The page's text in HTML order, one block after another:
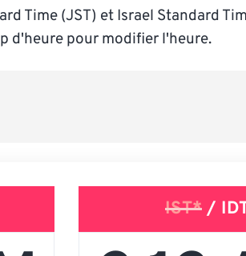
Time (JST) et Israel Standard
d'heure pour modifier l'heure.
IST*/